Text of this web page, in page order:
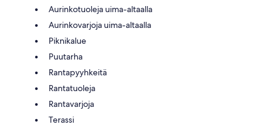
Aurinkotuoleja uima-altaalla
Aurinkovarjoja uima-altaalla
Piknikalue
Puutarha
Rantapyyhkeitä
Rantatuoleja
Rantavarjoja
Terassi